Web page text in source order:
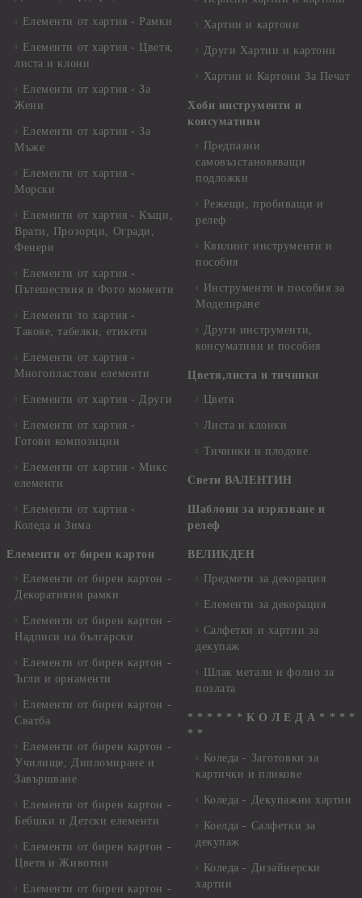
Елементи от хартия - Рамки
Елементи от хартия - Цветя,
листа и клони
Елементи от хартия - За
Жени
Елементи от хартия - За
Мъже
Елементи от хартия -
Морски
Елементи от хартия - Къщи,
Врати, Прозорци, Огради,
Фенери
Елементи от хартия -
Пътешествия и Фото моменти
Елементи то хартия -
Такове, табелки, етикети
Елементи от хартия -
Многопластови елементи
Елементи от хартия - Други
Елементи от хартия -
Готови композиции
Елементи от хартия - Микс
елементи
Елементи от хартия -
Коледа и Зима
Елементи от бирен картон
Елементи от бирен картон -
Декоративни рамки
Елементи от бирен картон -
Надписи на български
Елементи от бирен картон -
Ъгли и орнаменти
Елементи от бирен картон -
Сватба
Елементи от бирен картон -
Училище, Дипломиране и
Завършване
Елементи от бирен картон -
Бебшки и Детски елементи
Елементи от бирен картон -
Цветя и Животни
Елементи от бирен картон -
Хартии и картони
Други Хартии и картони
Хартии и Картони За Печат
Хоби инструменти и
консумативи
Предпазни
самовъзстановяващи
подложки
Режещи, пробиващи и
релеф
Квилинг инструменти и
пособия
Инструменти и пособия за
Моделиране
Други инструменти,
консумативи и пособия
Цветя,листа и тичинки
Цветя
Листа и клонки
Тичинки и плодове
Свети ВАЛЕНТИН
Шаблони за изрязване и
релеф
ВЕЛИКДЕН
Предмети за декорация
Елементи за декорация
Салфетки и хартии за
декупаж
Шлак метали и фолио за
позлата
* * * * * * К О Л Е Д А * * * *
* *
Коледа - Заготовки за
картички и пликове
Коледа - Декупажни хартии
Коелда - Салфетки за
декупаж
Коледа - Дизайнерски
хартии